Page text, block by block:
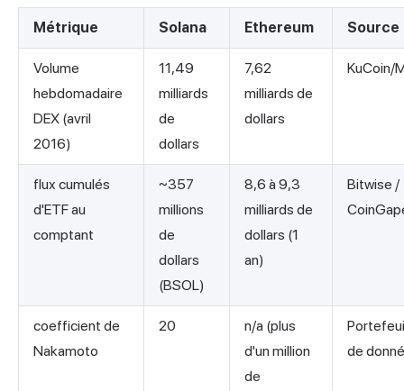
Métrique Solana Ethereum Source
Volume
hebdomadaire
DEX (avril
2016)
11,49
milliards
de
dollars
7,62
milliards de
dollars
KuCoin/
flux cumulés
d'ETF au
comptant
~357
millions
de
dollars
(BSOL)
8,6 à 9,3
milliards de
dollars (1
an)
Bitwise /
coefficient de
Nakamoto
20
n/a (plus
d'un million
de
de